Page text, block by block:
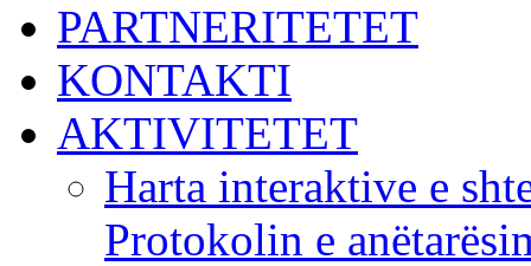
PARTNERITETET
KONTAKTI
AKTIVITETET
Harta interaktive e
Protokolin e